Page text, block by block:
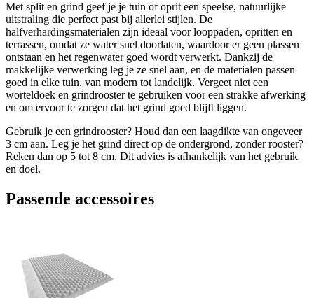
Met split en grind geef je je tuin of oprit een speelse, natuurlijke
uitstraling die perfect past bij allerlei stijlen. De
halfverhardingsmaterialen zijn ideaal voor looppaden, opritten en
terrassen, omdat ze water snel doorlaten, waardoor er geen plassen
ontstaan en het regenwater goed wordt verwerkt. Dankzij de
makkelijke verwerking leg je ze snel aan, en de materialen passen
goed in elke tuin, van modern tot landelijk. Vergeet niet een
worteldoek en grindrooster te gebruiken voor een strakke afwerking
en om ervoor te zorgen dat het grind goed blijft liggen.
Gebruik je een grindrooster? Houd dan een laagdikte van ongeveer
3 cm aan. Leg je het grind direct op de ondergrond, zonder rooster?
Reken dan op 5 tot 8 cm. Dit advies is afhankelijk van het gebruik
en doel.
Passende accessoires